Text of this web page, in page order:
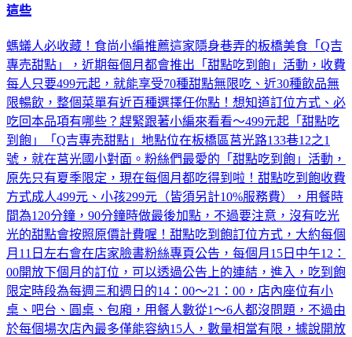
這些
螞蟻人必收藏！食尚小編推薦這家隱身巷弄的板橋美食「Q吉
專売甜點」，近期每個月都會推出「甜點吃到飽」活動，收費
每人只要499元起，就能享受70種甜點無限吃、近30種飲品無
限暢飲，整個菜單有近百種選擇任你點！想知道訂位方式、必
吃回本品項有哪些？趕緊跟著小編來看看～499元起「甜點吃
到飽」「Q吉專売甜點」地點位在板橋區莒光路133巷12之1
號，就在莒光國小對面。粉絲們最愛的「甜點吃到飽」活動，
原先只有夏季限定，現在每個月都吃得到啦！甜點吃到飽收費
方式成人499元、小孩299元（皆須另計10%服務費），用餐時
間為120分鐘，90分鐘時做最後加點，不過要注意，沒有吃光
光的甜點會按照原價計費喔！甜點吃到飽訂位方式，大約每個
月11日左右會在店家臉書粉絲專頁公告，每個月15日中午12：
00開放下個月的訂位，可以透過公告上的連結，進入，吃到飽
限定時段為每週三和週日的14：00～21：00，店內座位有小
桌、吧台、圓桌、包廂，用餐人數從1～6人都沒問題，不過由
於每個場次店內最多僅能容納15人，數量相當有限，據說開放